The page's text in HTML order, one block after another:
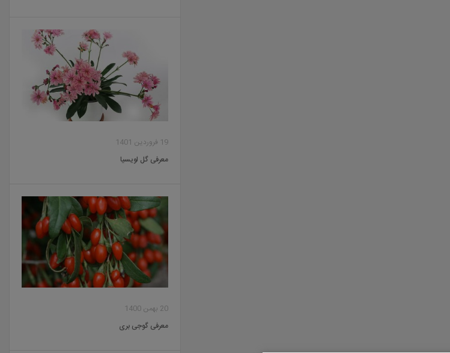
19 فروردین 1401
معرفی گل لویسیا
20 بهمن 1400
معرفی گوجی بری